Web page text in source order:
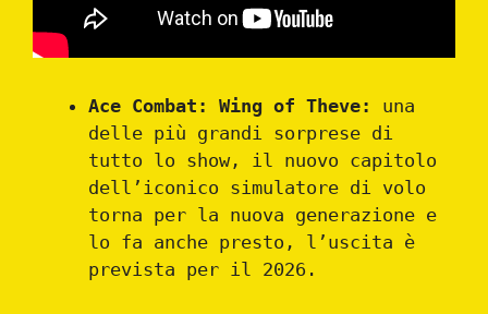
Ace Combat: Wing of Theve:
una
delle più grandi sorprese di
tutto lo show, il nuovo capitolo
dell’iconico simulatore di volo
torna per la nuova generazione e
lo fa anche presto, l’uscita è
prevista per il 2026.